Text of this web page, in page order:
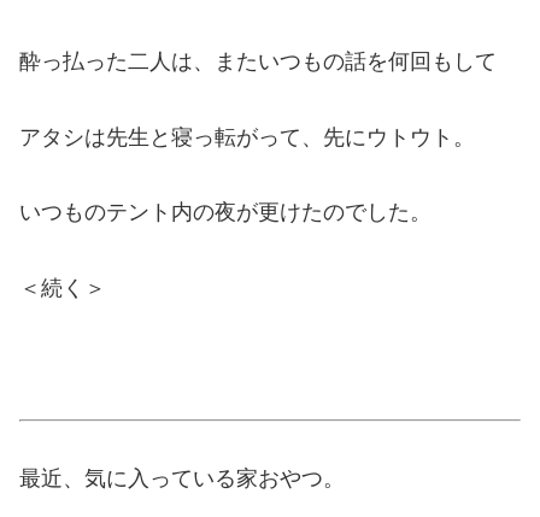
酔っ払った二人は、またいつもの話を何回もして
アタシは先生と寝っ転がって、先にウトウト。
いつものテント内の夜が更けたのでした。
＜続く＞
最近、気に入っている家おやつ。